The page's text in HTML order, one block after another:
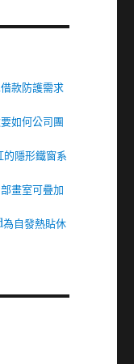
款防護需求
如何公司團
隱形鐵窗系
畫室可疊加
自發熱貼休